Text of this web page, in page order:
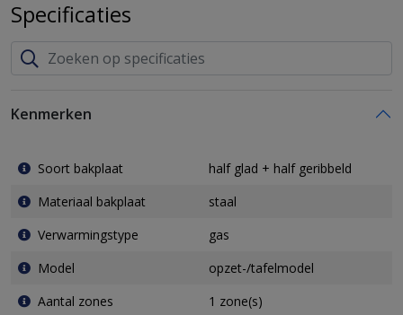
Specificaties
Kenmerken
Soort bakplaat
half glad + half geribbeld
Materiaal bakplaat
staal
Verwarmingstype
gas
Model
opzet-/tafelmodel
Aantal zones
1 zone(s)